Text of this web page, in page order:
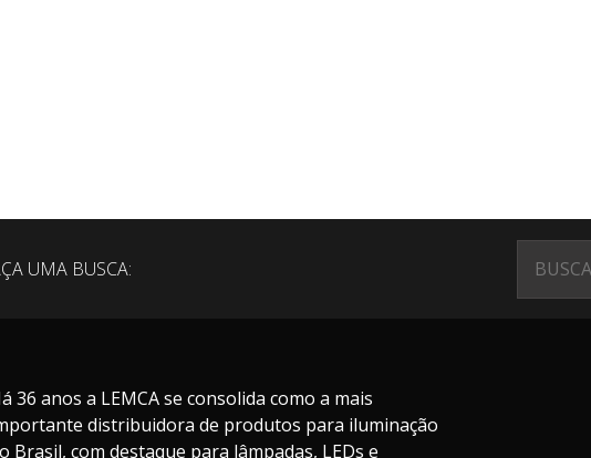
UMA BUSCA:
36 anos a LEMCA se consolida como a mais
distribuidora de produtos para iluminação
Brasil, com destaque para lâmpadas, LEDs e